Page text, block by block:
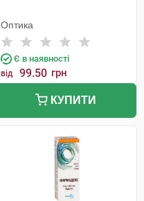
Оптика
Є в наявності
від 99.50 грн
КУПИТИ